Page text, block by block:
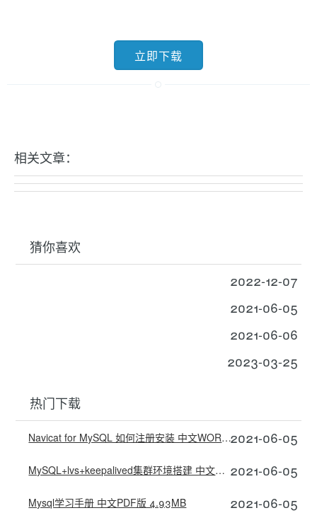
立即下载
相关文章：
猜你喜欢
2022-12-07
2021-06-05
2021-06-06
2023-03-25
热门下载
Navicat for MySQL 如何注册安装 中文WORD版2021-06-05
MySQL+lvs+keepalived集群环境搭建 中文WORD版 2021-06-05
Mysql学习手册 中文PDF版 4.93MB 2021-06-05